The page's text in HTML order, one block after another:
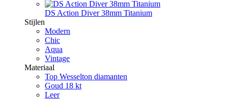
DS Action Diver 38mm Titanium
Stijlen
Modern
Chic
Aqua
Vintage
Materiaal
Top Wesselton diamanten
Goud 18 kt
Leer